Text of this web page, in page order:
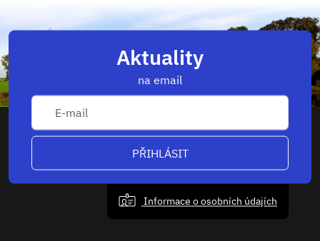
Aktuality
na email
PŘIHLÁSIT
Informace o osobních údajích